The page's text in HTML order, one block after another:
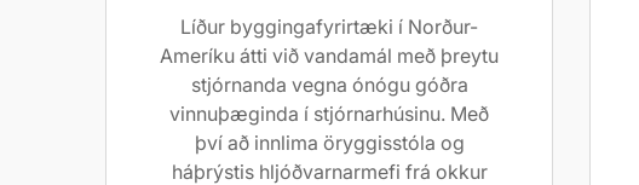
Líður byggingafyrirtæki í Norður-
Ameríku átti við vandamál með þreytu
stjórnanda vegna ónógu góðra
vinnuþæginda í stjórnarhúsinu. Með
því að innlima öryggisstóla og
háþrýstis hljóðvarnarmefi frá okkur